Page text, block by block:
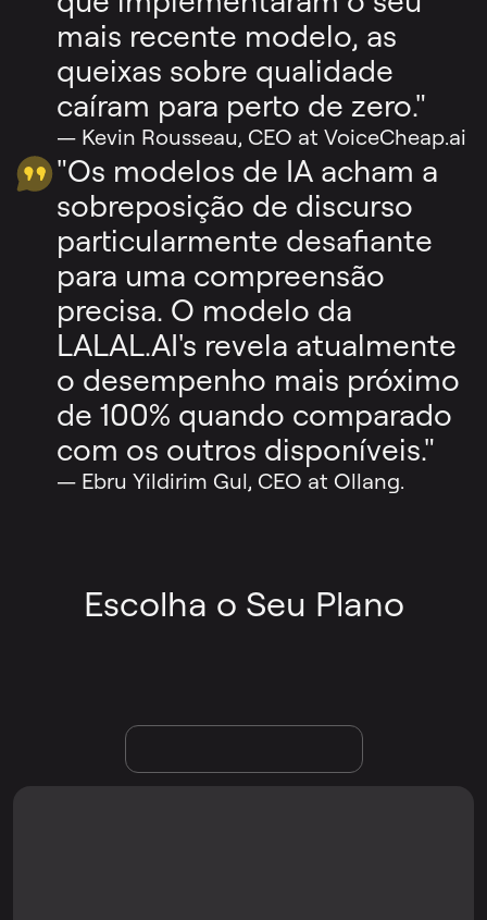
mais recente modelo, as
queixas sobre qualidade
caíram para perto de zero."
— Kevin Rousseau, CEO at VoiceCheap.ai
"Os modelos de IA acham a
sobreposição de discurso
particularmente desafiante
para uma compreensão
precisa. O modelo da
LALAL.AI's revela atualmente
o desempenho mais próximo
de 100% quando comparado
com os outros disponíveis."
— Ebru Yildirim Gul, CEO at Ollang.
Escolha o Seu Plano